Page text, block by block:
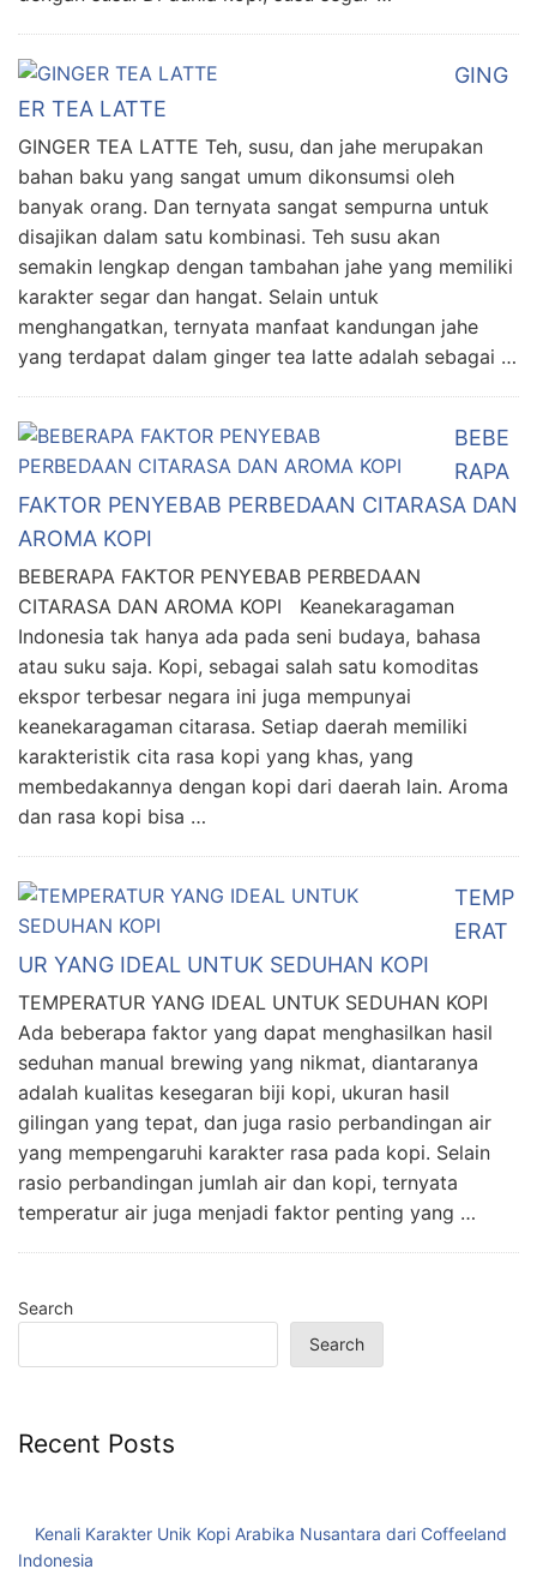
GING
ER TEA LATTE
GINGER TEA LATTE Teh, susu, dan jahe merupakan
bahan baku yang sangat umum dikonsumsi oleh
banyak orang. Dan ternyata sangat sempurna untuk
disajikan dalam satu kombinasi. Teh susu akan
semakin lengkap dengan tambahan jahe yang memiliki
karakter segar dan hangat. Selain untuk
menghangatkan, ternyata manfaat kandungan jahe
yang terdapat dalam ginger tea latte adalah sebagai …
BEBE
RAPA
FAKTOR PENYEBAB PERBEDAAN CITARASA DAN
AROMA KOPI
BEBERAPA FAKTOR PENYEBAB PERBEDAAN
CITARASA DAN AROMA KOPI Keanekaragaman
Indonesia tak hanya ada pada seni budaya, bahasa
atau suku saja. Kopi, sebagai salah satu komoditas
ekspor terbesar negara ini juga mempunyai
keanekaragaman citarasa. Setiap daerah memiliki
karakteristik cita rasa kopi yang khas, yang
membedakannya dengan kopi dari daerah lain. Aroma
dan rasa kopi bisa …
TEMP
ERAT
UR YANG IDEAL UNTUK SEDUHAN KOPI
TEMPERATUR YANG IDEAL UNTUK SEDUHAN KOPI
Ada beberapa faktor yang dapat menghasilkan hasil
seduhan manual brewing yang nikmat, diantaranya
adalah kualitas kesegaran biji kopi, ukuran hasil
gilingan yang tepat, dan juga rasio perbandingan air
yang mempengaruhi karakter rasa pada kopi. Selain
rasio perbandingan jumlah air dan kopi, ternyata
temperatur air juga menjadi faktor penting yang …
Search
Search
Recent Posts
Kenali Karakter Unik Kopi Arabika Nusantara dari Coffeeland
Indonesia